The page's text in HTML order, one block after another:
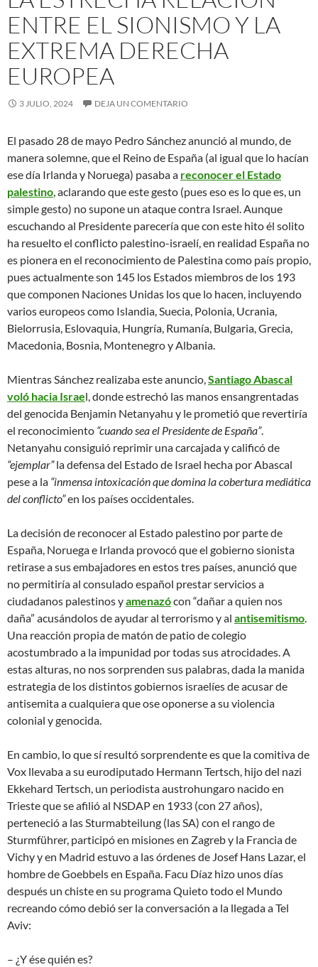
ENTRE EL SIONISMO Y LA
EXTREMA DERECHA
EUROPEA
3 JULIO, 2024 DEJA UN COMENTARIO
El pasado 28 de mayo Pedro Sánchez anunció al mundo, de
manera solemne, que el Reino de España (al igual que lo hacían
ese día Irlanda y Noruega) pasaba a reconocerel Estado
palestino, aclarando que este gesto (pues eso es lo que es, un
simple gesto) no supone un ataque contra Israel. Aunque
escuchando al Presidente parecería que con este hito él solito
ha resuelto el conflicto palestino-israelí, en realidad España no
es pionera en el reconocimiento de Palestina como país propio,
pues actualmente son 145 los Estados miembros de los 193
que componen Naciones Unidas los que lo hacen, incluyendo
varios europeos como Islandia, Suecia, Polonia, Ucrania,
Bielorrusia, Eslovaquia, Hungría, Rumanía, Bulgaria, Grecia,
Macedonia, Bosnia, Montenegro y Albania.
Mientras Sánchez realizaba este anuncio,Santiago Abascal
voló hacia Israel, donde estrechó las manos ensangrentadas
del genocida Benjamin Netanyahu y le prometió que revertiría
el reconocimiento “cuando sea el Presidente de España”.
Netanyahu consiguió reprimir una carcajada y calificó de
“ejemplar”la defensa del Estado de Israel hecha por Abascal
pese a la “inmensa intoxicación que domina la cobertura mediática
del conflicto”en los países occidentales.
La decisión de reconocer al Estado palestino por parte de
España, Noruega e Irlanda provocó que el gobierno sionista
retirase a sus embajadores en estos tres países, anunció que
no permitiría al consulado español prestar servicios a
ciudadanos palestinos yamenazócon “dañar a quien nos
daña” acusándolos de ayudar al terrorismo y al antisemitismo.
Una reacción propia de matón de patio de colegio
acostumbrado a la impunidad por todas sus atrocidades. A
estas alturas, no nos sorprenden sus palabras, dada la manida
estrategia de los distintos gobiernos israelíes de acusar de
antisemita a cualquiera que ose oponerse a su violencia
colonial y genocida.
En cambio, lo que sí resultó sorprendente es que la comitiva de
Vox llevaba a su eurodiputado Hermann Tertsch, hijo del nazi
Ekkehard Tertsch, un periodista austrohungaro nacido en
Trieste que se afilió al NSDAP en 1933 (con 27 años),
perteneció a las Sturmabteilung (las SA) con el rango de
Sturmführer, participó en misiones en Zagreb y la Francia de
Vichy y en Madrid estuvo a las órdenes de Josef Hans Lazar, el
hombre de Goebbels en España. Facu Díaz hizo unos días
después un chiste en su programa Quieto todo el Mundo
recreando cómo debió ser la conversación a la llegada a Tel
Aviv:
– ¿Y ése quién es?